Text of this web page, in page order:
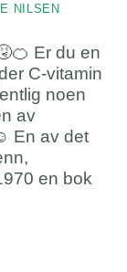
NILSEN
Er du en
C-vitamin
noen
av
En av det
en bok